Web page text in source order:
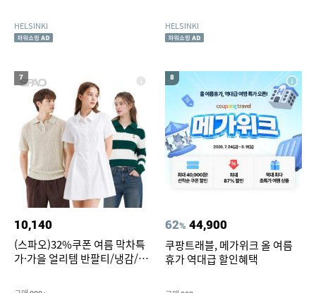
HELSINKI HELSINKI
7
10,140
(스파오)32%쿠폰 여름 막차특
가·가을 얼리템 반팔티/냉감/반
건 외 ~74%OFF
8
62% 44,900
쿠팡트래블, 메가위크 올 여름
휴가 역대급 할인혜택